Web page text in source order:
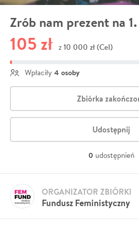
Zrób nam prezent na
105 zł z 10 000 zł (Cel)
Wpłaciły 4 osoby
Zbiórka
Udostępnij
0 udostępnień
Fundusz Feministyczny
ORGANIZATOR ZBIÓRKI